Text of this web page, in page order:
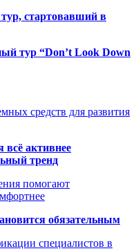
стартовавший в
тур “Don’t Look Down
средств для развития
активнее
тренд
помогают
обязательным
специалистов в